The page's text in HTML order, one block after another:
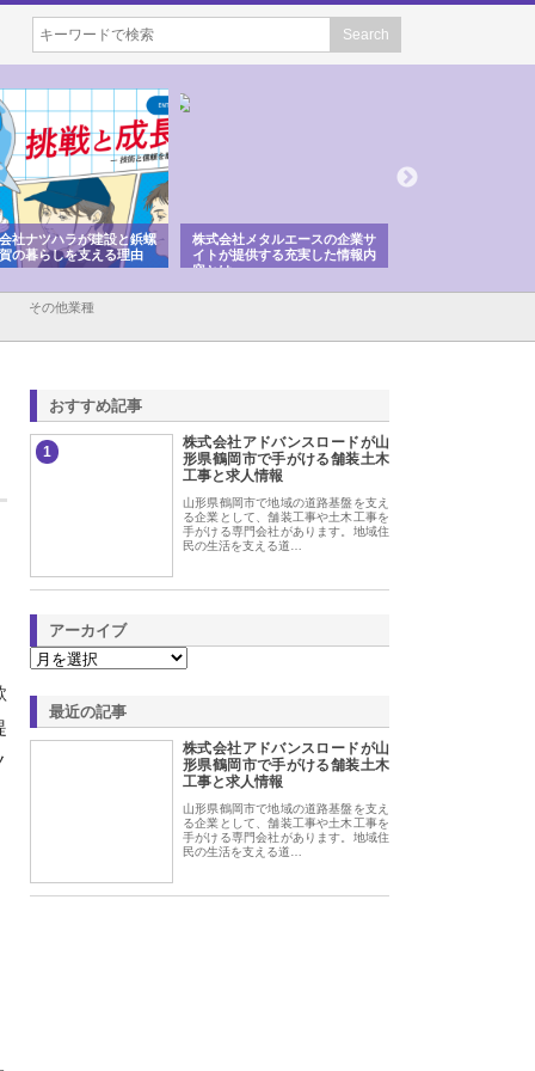
社ナツハラが建設と鋲螺
の暮らしを支える理由
株式会社メタルエースの企業サ
イトが提供する充実した情報内
容とは
その他業種
おすすめ記事
1
株式会社アドバンスロードが山
形県鶴岡市で手がける舗装土木
工事と求人情報
山形県鶴岡市で地域の道路基盤を支え
る企業として、舗装工事や土木工事を
手がける専門会社があります。地域住
民の生活を支える道…
アーカイブ
最近の記事
株式会社アドバンスロードが山
形県鶴岡市で手がける舗装土木
工事と求人情報
山形県鶴岡市で地域の道路基盤を支え
る企業として、舗装工事や土木工事を
手がける専門会社があります。地域住
民の生活を支える道…